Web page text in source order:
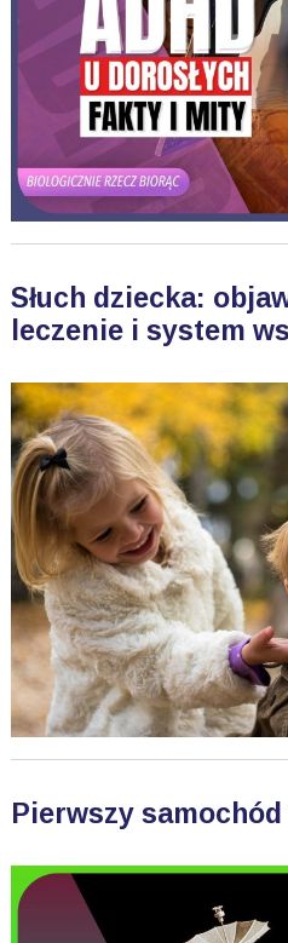
Słuch dziecka:
leczenie i system
Pierwszy